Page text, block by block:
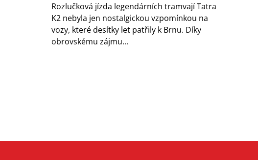
Rozlučková jízda legendárních tramvají Tatra
K2 nebyla jen nostalgickou vzpomínkou na
vozy, které desítky let patřily k Brnu. Díky
obrovskému zájmu...